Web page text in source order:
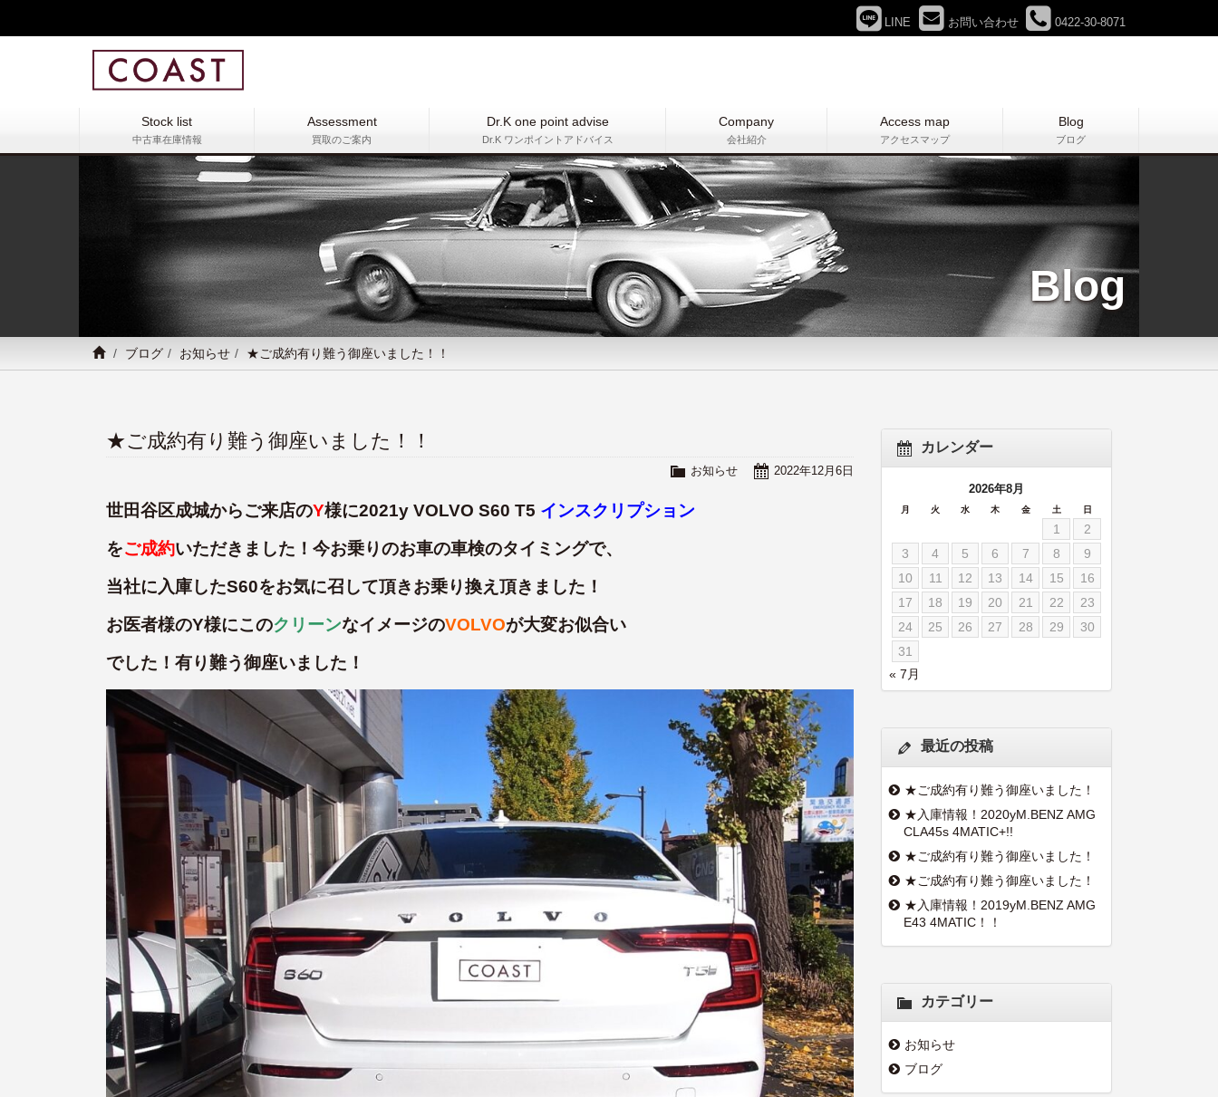
LINE お問い合わせ 0422-30-8071
Stock list
中古車在庫情報
Assessment
買取のご案内
Dr.K one point advise
Dr.K ワンポイントアドバイス
Company
会社紹介
Access map
アクセスマップ
Blog
ブログ
Blog
ブログ お知らせ ★ご成約有り難う御座いました！！
★ご成約有り難う御座いました！！
2022年12月6日
お知らせ
世田谷区成城からご来店のY様に2021y VOLVO S60 T5 インスクリプション
をご成約いただきました！今お乗りのお車の車検のタイミングで、
当社に入庫したS60をお気に召して頂きお乗り換え頂きました！
お医者様のY様にこのクリーンなイメージのVOLVOが大変お似合い
でした！有り難う御座いました！
カレンダー
2026年8月
月 火 水 木 金 土 日
1
2
3
4 5 6 7 8
9
10
11 12 13 14 15
16
17
18 19 20 21 22
23
24
25 26 27 28 29
30
31
« 7月
最近の投稿
★ご成約有り難う御座いました！
★入庫情報！2020yM.BENZ AMG
CLA45s 4MATIC+!!
★ご成約有り難う御座いました！
★ご成約有り難う御座いました！
★入庫情報！2019yM.BENZ AMG
E43 4MATIC！！
カテゴリー
お知らせ
ブログ